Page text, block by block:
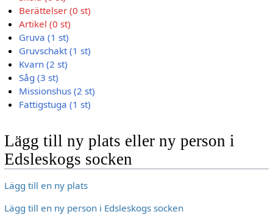
Berättelser (0 st)
Artikel (0 st)
Gruva (1 st)
Gruvschakt (1 st)
Kvarn (2 st)
Såg (3 st)
Missionshus (2 st)
Fattigstuga (1 st)
Lägg till ny plats eller ny person i
Edsleskogs socken
Lägg till en ny plats
Lägg till en ny person i Edsleskogs socken